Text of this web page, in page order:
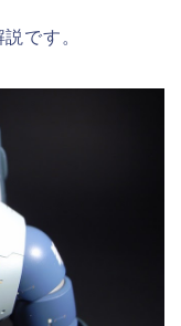
です。